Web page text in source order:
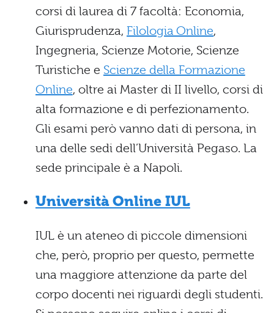
corsi di laurea di 7 facoltà: Economia,
Giurisprudenza, Filologia Online,
Ingegneria, Scienze Motorie, Scienze
Turistiche e Scienze della Formazione
Online, oltre ai Master di II livello, corsi di
alta formazione e di perfezionamento.
Gli esami però vanno dati di persona, in
una delle sedi dell’Università Pegaso. La
sede principale è a Napoli.
Università Online IUL
IUL è un ateneo di piccole dimensioni
che, però, proprio per questo, permette
una maggiore attenzione da parte del
corpo docenti nei riguardi degli studenti.